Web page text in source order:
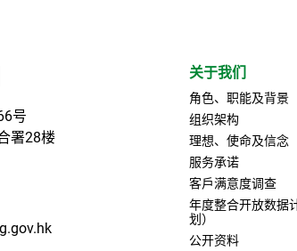
号
署28楼
关于我们
角色、职能及背景
组织架构
理想、使命及信念
服务承诺
客戶满意度调查
年度整合开放数据
划）
公开资料